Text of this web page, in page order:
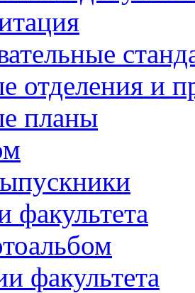
отделения и
планы
факультета
факультета